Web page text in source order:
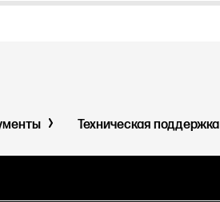
Техническая поддержка